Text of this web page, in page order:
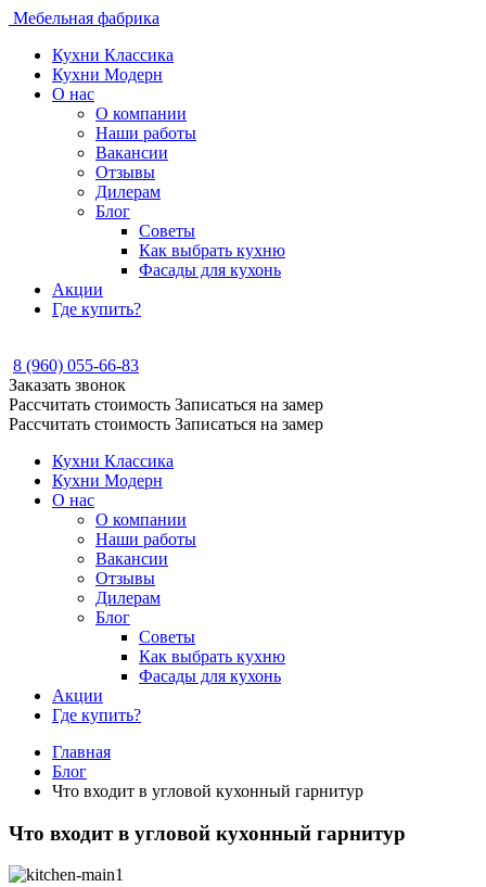
Мебельная фабрика
Кухни Классика
Кухни Модерн
О нас
О компании
Наши работы
Вакансии
Отзывы
Дилерам
Блог
Советы
Как выбрать кухню
Фасады для кухонь
Акции
Где купить?
8 (960) 055-66-83
Заказать звонок
Рассчитать стоимость Записаться на замер
Рассчитать стоимость Записаться на замер
Кухни Классика
Кухни Модерн
О нас
О компании
Наши работы
Вакансии
Отзывы
Дилерам
Блог
Советы
Как выбрать кухню
Фасады для кухонь
Акции
Где купить?
Главная
Блог
Что входит в угловой кухонный гарнитур
Что входит в угловой кухонный гарнитур